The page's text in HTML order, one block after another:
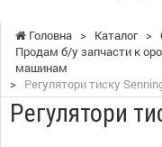
Головна > Каталог >
Продам б/у запчасти к
машинам
> Регулятори тиску
Регулятори